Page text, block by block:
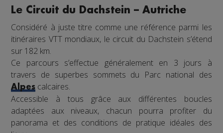
Le Circuit du Dachstein – Autriche
Considéré à juste titre comme une référence parmi les
itinéraires VTT mondiaux, le circuit du Dachstein s’étend
sur 182 km.
Ce parcours s’effectue généralement en 3 jours à
travers de superbes sommets du Parc national des
Alpes calcaires.
Accessible à tous grâce aux différentes boucles
adaptées aux niveaux, chacun pourra profiter du
panorama et des conditions de pratique idéales des